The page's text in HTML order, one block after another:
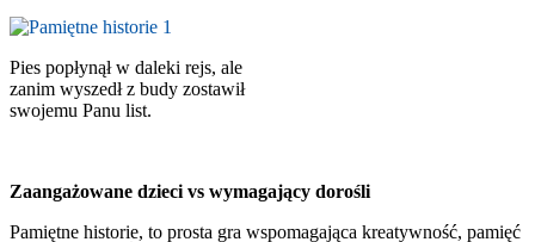
Pies popłynął w daleki rejs, ale
zanim wyszedł z budy zostawił
swojemu Panu list.
Zaangażowane dzieci vs wymagający dorośli
Pamiętne historie, to prosta gra wspomagająca kreatywność, pamięć